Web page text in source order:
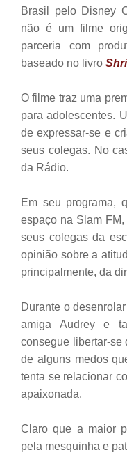
Brasil pelo Disney
não é um filme
parceria com
baseado no livro
O filme traz uma
para adolescentes.
de expressar-se e
seus colegas. No
da Rádio.
Em seu programa,
espaço na Slam
seus colegas da
opinião sobre a
principalmente, da
Durante o
amiga Audrey e
consegue libertar-se
de alguns medos
tenta se relacionar
apaixonada.
Claro que a maior
pela mesquinha e